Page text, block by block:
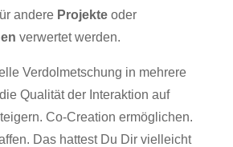
andere Projekteoder
verwertet werden.
Verdolmetschung in mehrere
Qualität der Interaktion auf
Co-Creation ermöglichen.
Das hattest Du Dir vielleicht